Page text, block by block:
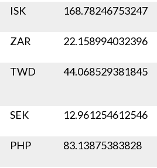
ISK 168.78246753247
ZAR 22.158994032396
TWD 44.068529381845
SEK 12.961254612546
PHP 83.13875383828